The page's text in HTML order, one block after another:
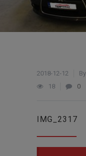
2018-12-12
18
0
IMG_2317